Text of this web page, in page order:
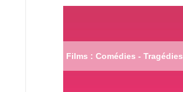
Films : Comédies - Tragédies